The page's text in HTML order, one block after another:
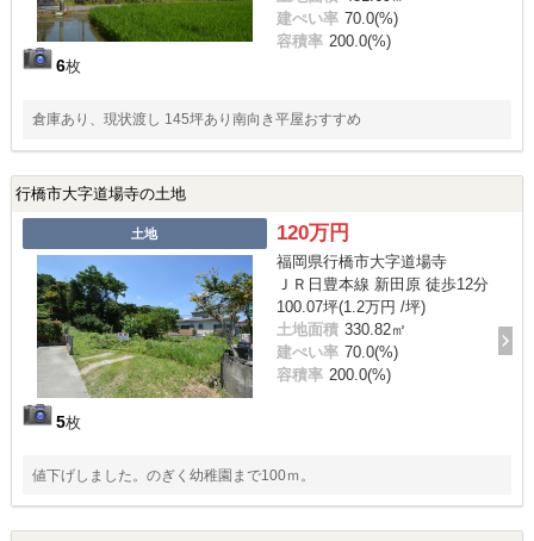
6枚
建ぺい率 70.0(%)
容積率 200.0(%)
倉庫あり、現状渡し 145坪あり南向き平屋おすすめ
行橋市大字道場寺の土地
土地
5枚
120万円
福岡県行橋市大字道場寺
ＪＲ日豊本線 新田原 徒歩12分
100.07坪(1.2万円 /坪)
土地面積 330.82㎡
建ぺい率 70.0(%)
容積率 200.0(%)
値下げしました。のぎく幼稚園まで100ｍ。